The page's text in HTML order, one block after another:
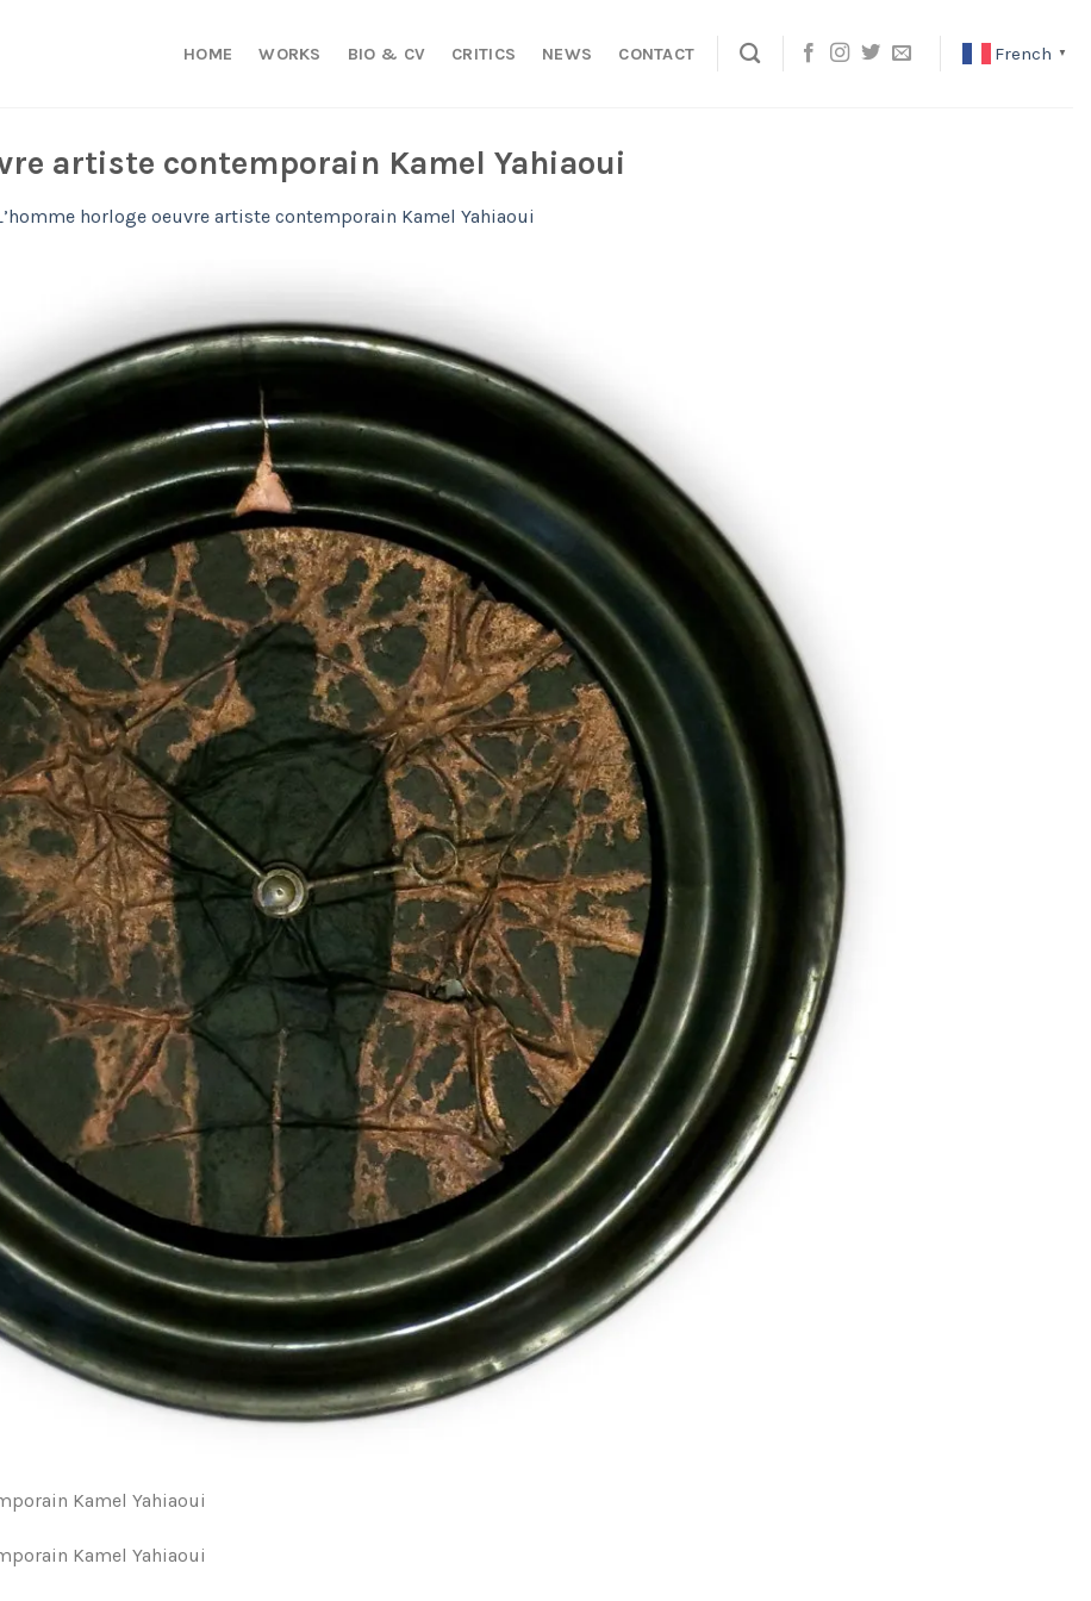
HOME WORKS BIO & CV CRITICS NEWS CONTACT French ▼
artiste contemporain Kamel Yahiaoui
horloge oeuvre artiste contemporain Kamel Yahiaoui
Kamel Yahiaoui
Kamel Yahiaoui